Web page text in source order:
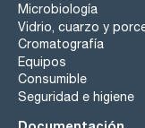
Microbiología
Vidrio, cuarzo y
Cromatografía
Equipos
Consumible
Seguridad e higiene